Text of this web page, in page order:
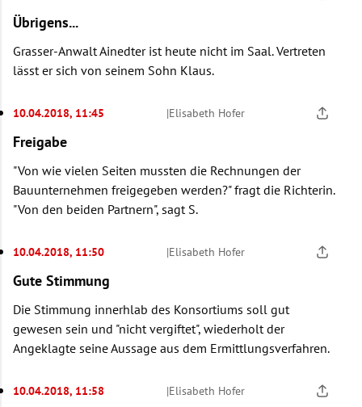
Übrigens...
Grasser-Anwalt Ainedter ist heute nicht im Saal. Vertreten
lässt er sich von seinem Sohn Klaus.
10.04.2018, 11:45 |Elisabeth Hofer
Freigabe
"Von wie vielen Seiten mussten die Rechnungen der
Bauunternehmen freigegeben werden?" fragt die Richterin.
"Von den beiden Partnern", sagt S.
10.04.2018, 11:50 |Elisabeth Hofer
Gute Stimmung
Die Stimmung innerhlab des Konsortiums soll gut
gewesen sein und "nicht vergiftet", wiederholt der
Angeklagte seine Aussage aus dem Ermittlungsverfahren.
10.04.2018, 11:58 |Elisabeth Hofer